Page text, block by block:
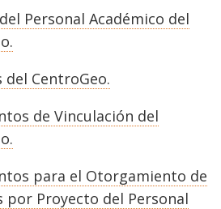
Personal Académico del
CentroGeo.
de Vinculación del
para el Otorgamiento de
por Proyecto del Personal